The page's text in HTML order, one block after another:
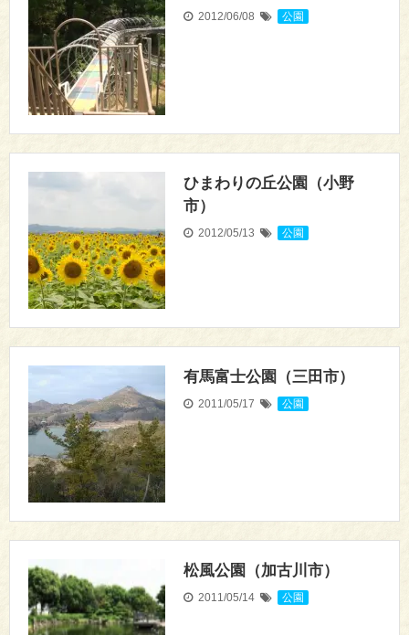
2012/06/08 公園
ひまわりの丘公園（小野
市）
2012/05/13 公園
有馬富士公園（三田市）
2011/05/17 公園
松風公園（加古川市）
2011/05/14 公園